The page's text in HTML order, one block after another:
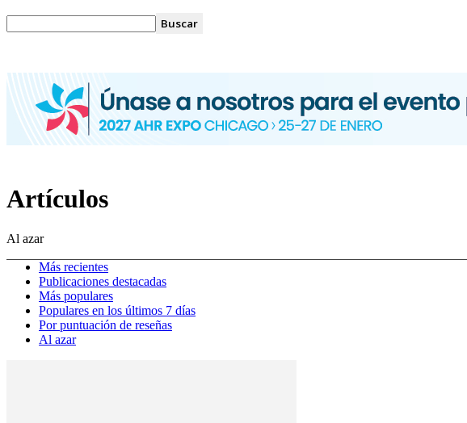
Artículos
Al azar
Más recientes
Publicaciones destacadas
Más populares
Populares en los últimos 7 días
Por puntuación de reseñas
Al azar